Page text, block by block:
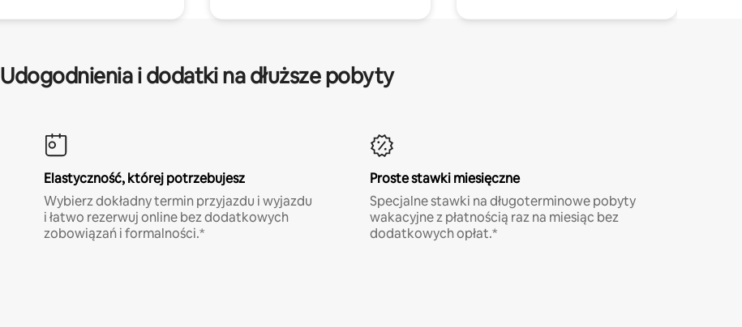
Udogodnienia i dodatki na dłuższe pobyty
Elastyczność, której potrzebujesz
Wybierz dokładny termin przyjazdu i wyjazdu
i łatwo rezerwuj online bez dodatkowych
zobowiązań i formalności.*
Proste stawki miesięczne
Specjalne stawki na długoterminowe pobyty
wakacyjne z płatnością raz na miesiąc bez
dodatkowych opłat.*